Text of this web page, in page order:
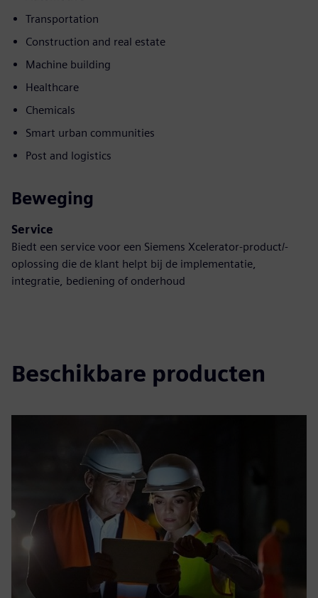
Transportation
Construction and real estate
Machine building
Healthcare
Chemicals
Smart urban communities
Post and logistics
Beweging
Service
Biedt een service voor een Siemens Xcelerator-product/-
oplossing die de klant helpt bij de implementatie,
integratie, bediening of onderhoud
Beschikbare producten